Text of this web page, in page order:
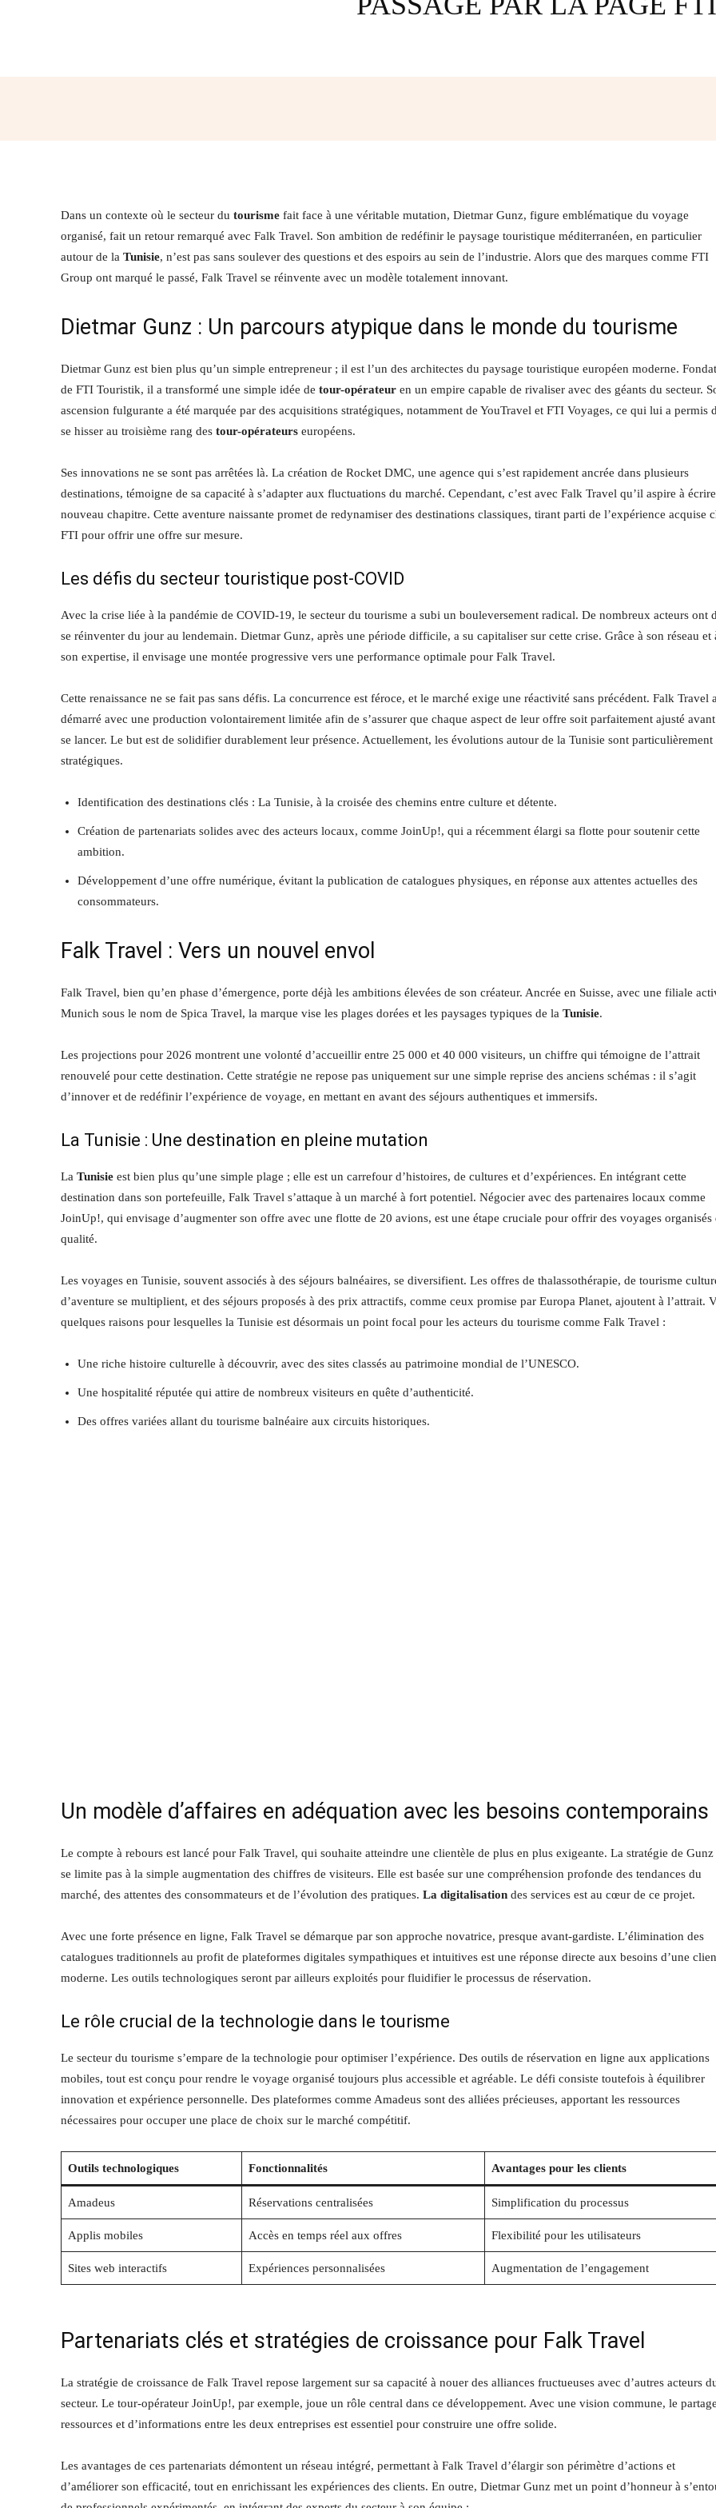
Dans un contexte où le secteur du tourisme fait face à une véritable mutation, Dietmar Gunz, figure emblématique du voyage
organisé, fait un retour remarqué avec Falk Travel. Son ambition de redéfinir le paysage touristique méditerranéen, en particulier
autour de la Tunisie, n’est pas sans soulever des questions et des espoirs au sein de l’industrie. Alors que des marques comme FTI
Group ont marqué le passé, Falk Travel se réinvente avec un modèle totalement innovant.
Dietmar Gunz : Un parcours atypique dans le monde du tourisme
Dietmar Gunz est bien plus qu’un simple entrepreneur ; il est l’un des architectes du paysage touristique européen moderne.
de FTI Touristik, il a transformé une simple idée de tour-opérateur en un empire capable de rivaliser avec des géants du secteur.
ascension fulgurante a été marquée par des acquisitions stratégiques, notamment de YouTravel et FTI Voyages, ce qui lui a permis
se hisser au troisième rang des tour-opérateurs européens.
Ses innovations ne se sont pas arrêtées là. La création de Rocket DMC, une agence qui s’est rapidement ancrée dans plusieurs
destinations, témoigne de sa capacité à s’adapter aux fluctuations du marché. Cependant, c’est avec Falk Travel qu’il aspire à
nouveau chapitre. Cette aventure naissante promet de redynamiser des destinations classiques, tirant parti de l’expérience acquise
FTI pour offrir une offre sur mesure.
Les défis du secteur touristique post-COVID
Avec la crise liée à la pandémie de COVID-19, le secteur du tourisme a subi un bouleversement radical. De nombreux acteurs ont
se réinventer du jour au lendemain. Dietmar Gunz, après une période difficile, a su capitaliser sur cette crise. Grâce à son réseau et
son expertise, il envisage une montée progressive vers une performance optimale pour Falk Travel.
Cette renaissance ne se fait pas sans défis. La concurrence est féroce, et le marché exige une réactivité sans précédent. Falk Travel a
démarré avec une production volontairement limitée afin de s’assurer que chaque aspect de leur offre soit parfaitement ajusté
se lancer. Le but est de solidifier durablement leur présence. Actuellement, les évolutions autour de la Tunisie sont particulièrement
stratégiques.
Identification des destinations clés : La Tunisie, à la croisée des chemins entre culture et détente.
Création de partenariats solides avec des acteurs locaux, comme JoinUp!, qui a récemment élargi sa flotte pour soutenir cette
ambition.
Développement d’une offre numérique, évitant la publication de catalogues physiques, en réponse aux attentes actuelles des
consommateurs.
Falk Travel : Vers un nouvel envol
Falk Travel, bien qu’en phase d’émergence, porte déjà les ambitions élevées de son créateur. Ancrée en Suisse, avec une filiale
Munich sous le nom de Spica Travel, la marque vise les plages dorées et les paysages typiques de la Tunisie.
Les projections pour 2026 montrent une volonté d’accueillir entre 25 000 et 40 000 visiteurs, un chiffre qui témoigne de l’attrait
renouvelé pour cette destination. Cette stratégie ne repose pas uniquement sur une simple reprise des anciens schémas : il s’agit
d’innover et de redéfinir l’expérience de voyage, en mettant en avant des séjours authentiques et immersifs.
La Tunisie : Une destination en pleine mutation
La Tunisie est bien plus qu’une simple plage ; elle est un carrefour d’histoires, de cultures et d’expériences. En intégrant cette
destination dans son portefeuille, Falk Travel s’attaque à un marché à fort potentiel. Négocier avec des partenaires locaux comme
JoinUp!, qui envisage d’augmenter son offre avec une flotte de 20 avions, est une étape cruciale pour offrir des voyages organisés
qualité.
Les voyages en Tunisie, souvent associés à des séjours balnéaires, se diversifient. Les offres de thalassothérapie, de tourisme
d’aventure se multiplient, et des séjours proposés à des prix attractifs, comme ceux promise par Europa Planet, ajoutent à l’attrait.
quelques raisons pour lesquelles la Tunisie est désormais un point focal pour les acteurs du tourisme comme Falk Travel :
Une riche histoire culturelle à découvrir, avec des sites classés au patrimoine mondial de l’UNESCO.
Une hospitalité réputée qui attire de nombreux visiteurs en quête d’authenticité.
Des offres variées allant du tourisme balnéaire aux circuits historiques.
Un modèle d’affaires en adéquation avec les besoins contemporains
Le compte à rebours est lancé pour Falk Travel, qui souhaite atteindre une clientèle de plus en plus exigeante. La stratégie de Gunz
se limite pas à la simple augmentation des chiffres de visiteurs. Elle est basée sur une compréhension profonde des tendances du
marché, des attentes des consommateurs et de l’évolution des pratiques. La digitalisation des services est au cœur de ce projet.
Avec une forte présence en ligne, Falk Travel se démarque par son approche novatrice, presque avant-gardiste. L’élimination des
catalogues traditionnels au profit de plateformes digitales sympathiques et intuitives est une réponse directe aux besoins d’une
moderne. Les outils technologiques seront par ailleurs exploités pour fluidifier le processus de réservation.
Le rôle crucial de la technologie dans le tourisme
Le secteur du tourisme s’empare de la technologie pour optimiser l’expérience. Des outils de réservation en ligne aux applications
mobiles, tout est conçu pour rendre le voyage organisé toujours plus accessible et agréable. Le défi consiste toutefois à équilibrer
innovation et expérience personnelle. Des plateformes comme Amadeus sont des alliées précieuses, apportant les ressources
nécessaires pour occuper une place de choix sur le marché compétitif.
Outils technologiques Fonctionnalités Avantages pour les clients
Amadeus Réservations centralisées Simplification du processus
Applis mobiles Accès en temps réel aux offres Flexibilité pour les utilisateurs
Sites web interactifs Expériences personnalisées Augmentation de l’engagement
Partenariats clés et stratégies de croissance pour Falk Travel
La stratégie de croissance de Falk Travel repose largement sur sa capacité à nouer des alliances fructueuses avec d’autres acteurs
secteur. Le tour-opérateur JoinUp!, par exemple, joue un rôle central dans ce développement. Avec une vision commune, le
ressources et d’informations entre les deux entreprises est essentiel pour construire une offre solide.
Les avantages de ces partenariats démontent un réseau intégré, permettant à Falk Travel d’élargir son périmètre d’actions et
d’améliorer son efficacité, tout en enrichissant les expériences des clients. En outre, Dietmar Gunz met un point d’honneur à